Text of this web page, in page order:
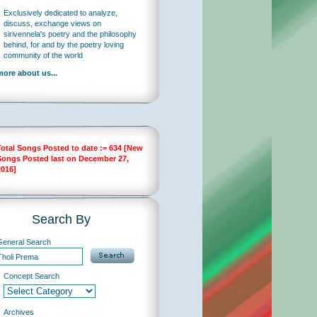
Exclusively dedicated to analyze,
discuss, exchange views on
sirivennela's poetry and the philosophy
behind, for and by the poetry loving
community of the world
about us...
Songs Posted to date := 634 [New
Posted last on December 27,
Search By
Search
Concept Search
Archives